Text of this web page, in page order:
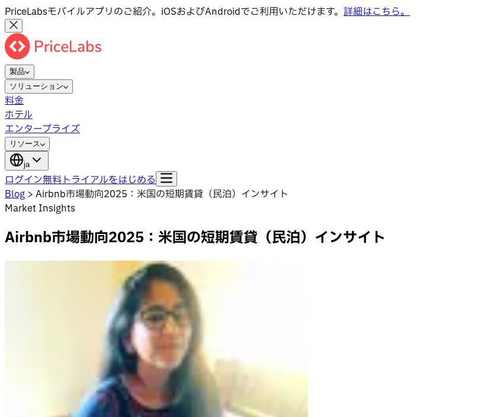
PriceLabsモバイルアプリのご紹介。iOSおよびAndroidでご利用いただけます。 詳細はこちら。
製品
ソリューション
料金
ホテル
エンタープライズ
リソース
ja
ログイン無料トライアルをはじめる
Blog > Airbnb市場動向2025：米国の短期賃貸（民泊）インサイト
Market Insights
Airbnb市場動向2025：米国の短期賃貸（民泊）インサイト